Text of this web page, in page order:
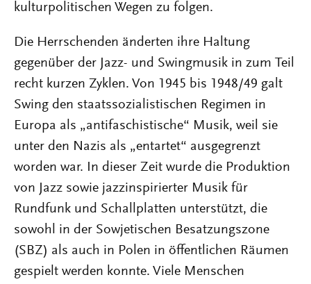
kulturpolitischen Wegen zu folgen.
Die Herrschenden änderten ihre Haltung
gegenüber der Jazz- und Swingmusik in zum Teil
recht kurzen Zyklen. Von 1945 bis 1948/49 galt
Swing den staatssozialistischen Regimen in
Europa als „antifaschistische“ Musik, weil sie
unter den Nazis als „entartet“ ausgegrenzt
worden war. In dieser Zeit wurde die Produktion
von Jazz sowie jazzinspirierter Musik für
Rundfunk und Schallplatten unterstützt, die
sowohl in der Sowjetischen Besatzungszone
(SBZ) als auch in Polen in öffentlichen Räumen
gespielt werden konnte. Viele Menschen